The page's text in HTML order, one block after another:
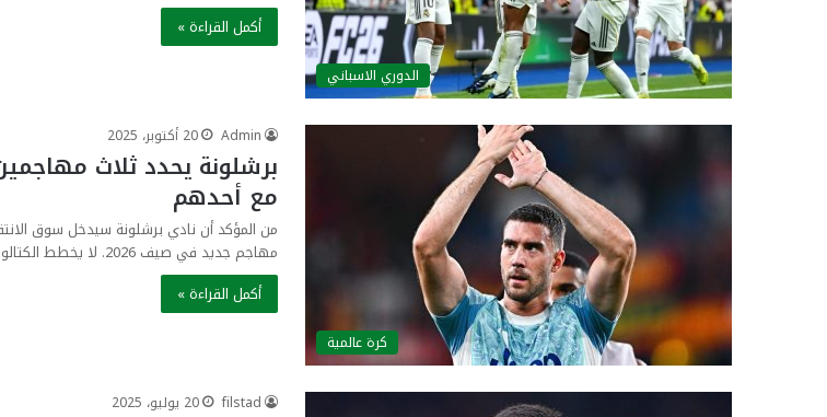
الدوري الاسباني
أكمل القراءة »
كرة عالمية
Admin 20 أكتوبر، 2025
برشلونة يحدد ثلاث
مع أحدهم
من المؤكد أن نادي برشلونة سيدخل سوق
مهاجم جديد في صيف 2026. لا يخطط الكتالونيون لتجديد عقد…
أكمل القراءة »
filstad 20 يوليو، 2025